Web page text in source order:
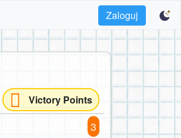
Zaloguj
Victory Points
3